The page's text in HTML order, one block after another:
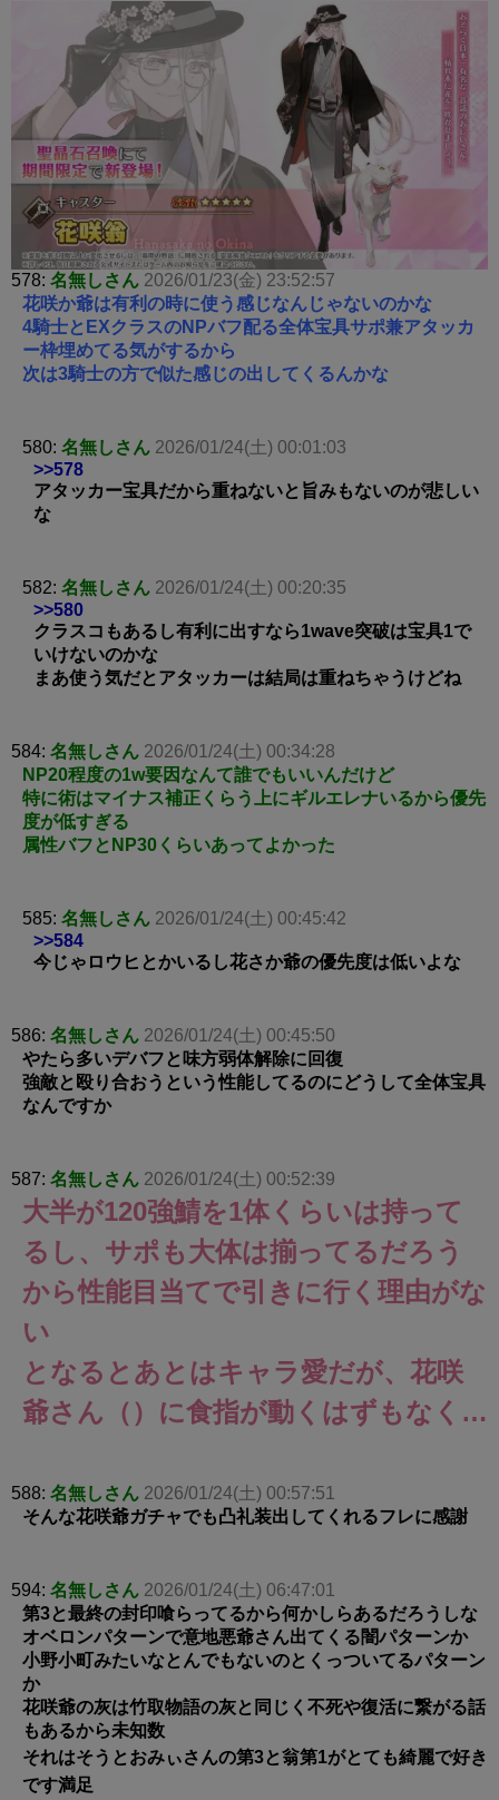
578: 名無しさん 2026/01/23(金) 23:52:57
花咲か爺は有利の時に使う感じなんじゃないのかな
4騎士とEXクラスのNPバフ配る全体宝具サポ兼アタッカ
ー枠埋めてる気がするから
次は3騎士の方で似た感じの出してくるんかな
580: 名無しさん 2026/01/24(土) 00:01:03
>>578
アタッカー宝具だから重ねないと旨みもないのが悲しい
な
582: 名無しさん 2026/01/24(土) 00:20:35
>>580
クラスコもあるし有利に出すなら1wave突破は宝具1で
いけないのかな
まあ使う気だとアタッカーは結局は重ねちゃうけどね
584: 名無しさん 2026/01/24(土) 00:34:28
NP20程度の1w要因なんて誰でもいいんだけど
特に術はマイナス補正くらう上にギルエレナいるから優先
度が低すぎる
属性バフとNP30くらいあってよかった
585: 名無しさん 2026/01/24(土) 00:45:42
>>584
今じゃロウヒとかいるし花さか爺の優先度は低いよな
586: 名無しさん 2026/01/24(土) 00:45:50
やたら多いデバフと味方弱体解除に回復
強敵と殴り合おうという性能してるのにどうして全体宝具
なんですか
587: 名無しさん 2026/01/24(土) 00:52:39
大半が120強鯖を1体くらいは持って
るし、サポも大体は揃ってるだろう
から性能目当てで引きに行く理由がな
い
となるとあとはキャラ愛だが、花咲
爺さん（）に食指が動くはずもなく…
588: 名無しさん 2026/01/24(土) 00:57:51
そんな花咲爺ガチャでも凸礼装出してくれるフレに感謝
594: 名無しさん 2026/01/24(土) 06:47:01
第3と最終の封印喰らってるから何かしらあるだろうしな
オベロンパターンで意地悪爺さん出てくる闇パターンか
小野小町みたいなとんでもないのとくっついてるパターン
か
花咲爺の灰は竹取物語の灰と同じく不死や復活に繋がる話
もあるから未知数
それはそうとおみぃさんの第3と翁第1がとても綺麗で好き
です満足